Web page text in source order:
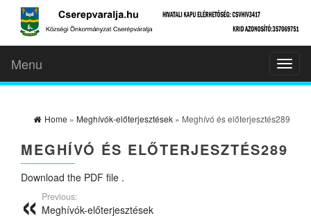
Menu
Home » Meghívók-előterjesztések » Meghívó és előterjesztés289
MEGHÍVÓ ÉS ELŐTERJESZTÉS289
Download the PDF file .
Previous:
Meghívók-előterjesztések